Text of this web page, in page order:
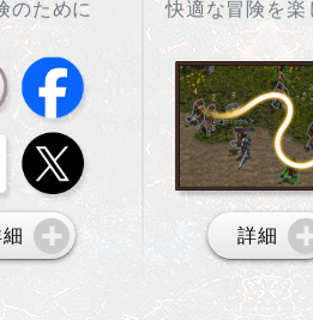
のために 快適な冒険を楽
詳細